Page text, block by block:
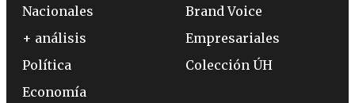
Nacionales
+ análisis
Política
Economía
Brand Voice
Empresariales
Colección ÚH